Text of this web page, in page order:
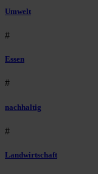
Umwelt
#
Essen
#
nachhaltig
#
Landwirtschaft